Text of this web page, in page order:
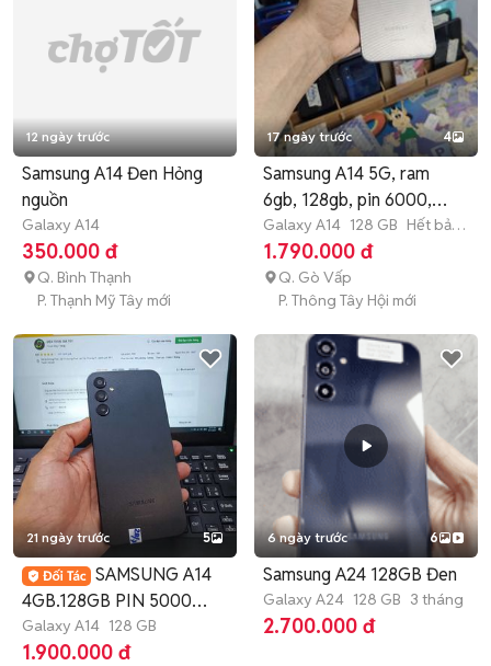
12 ngày trước
Samsung A14 Đen Hỏng
nguồn
Galaxy A14
350.000 đ
Q. Bình Thạnh
P. Thạnh Mỹ Tây mới
17 ngày trước 4
Samsung A14 5G, ram
6gb, 128gb, pin 6000,
NFC
Galaxy A14 128 GB Hết bảo
hành
1.790.000 đ
Q. Gò Vấp
P. Thông Tây Hội mới
21 ngày trước 5
SAMSUNG A14
4GB.128GB PIN 5000
ZIN ĐẸP FULL CN
Galaxy A14 128 GB
1.900.000 đ
6 ngày trước 6
Samsung A24 128GB Đen
Galaxy A24 128 GB 3 tháng
2.700.000 đ